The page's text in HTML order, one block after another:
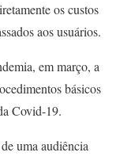
os custos
aos usuários.
em março, a
básicos
Covid-19.
uma audiência